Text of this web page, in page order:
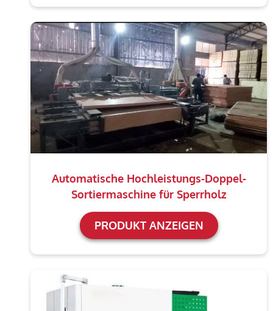
Automatische Hochleistungs-Doppel-
Sortiermaschine für Sperrholz
PRODUKT ANZEIGEN